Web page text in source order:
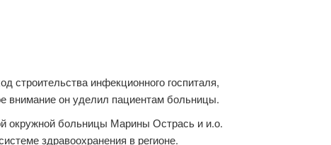
строительства инфекционного госпиталя,
внимание он уделил пациентам больницы.
окружной больницы Марины Острась и и.о.
здравоохранения в регионе.